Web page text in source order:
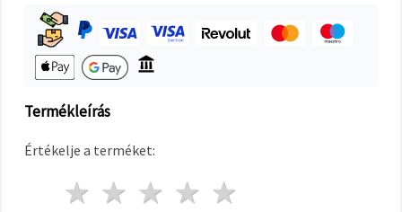
Termékleírás
Értékelje a terméket:
4 csillagok
3 csillagok
2 csillagok
1 csillag